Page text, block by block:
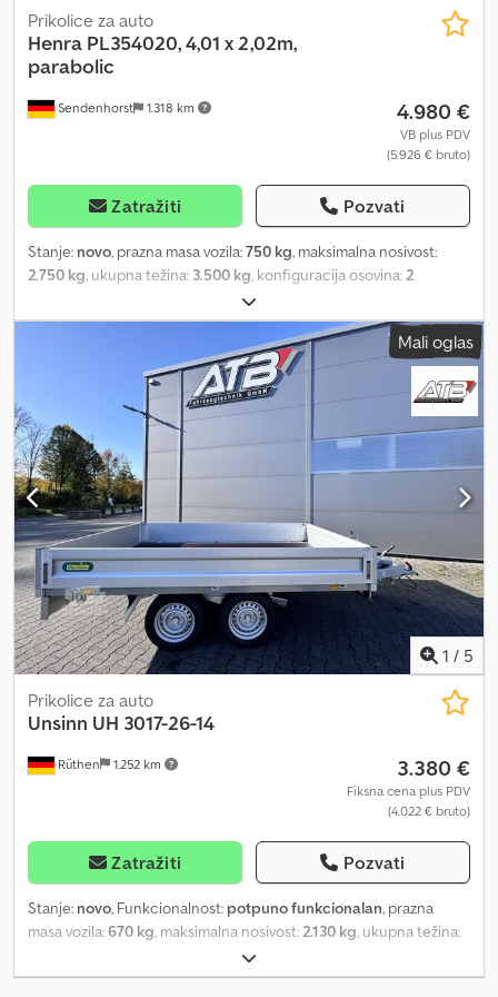
Sendenhorst 1.318 km
Prikolice za auto
Henra PL354020, 4,01 x 2,02m,
parabolic
4.980 €
VB plus PDV
(5.926 € bruto)
Zatražiti Pozvati
Stanje: novo, prazna masa vozila:750 kg, maksimalna nosivost:
2.750 kg, ukupna težina: 3.500 kg, konfiguracija osovina:2
, dužina tovarnog prostora:
prostora:2.020 mm, visina tovarnog prostora:300 mm, suspencija:
195/50 R 13C, boja:srebrna
, Godina
2026, Oprema:uploader, Robustan tandem
visokopodizni prikolica, dozvoljena ukupna masa 3500 kg,
parabolično lisnato vešanje, stabilan ram od toplo pocinkovanog
čelika, pod od 18 mm perforiranog/filmiranog drveta, finski kvalitet,
aluminijumske stranice, eloksirane, ležišta za rampe, tovarni
prostor 4010 x 2020 mm, prstenovi za vezivanje oko okvira poda,
stabilni nosač točka, 500 kg, automatski, 230 x 80 mm, sa
potpornom šipkom. TÜV i dokumentacija, uskoro ponovo
dostupan! Crodpfxji R Ic Ss Al Ssf
Mali oglas
1 / 5
Rüthen 1.252 km
Prikolice za auto
Unsinn UH 3017-26-14
3.380 €
Fiksna cena plus PDV
(4.022 € bruto)
Zatražiti Pozvati
Stanje: novo, Funkcionalnost: potpuno funkcionalan, prazna
masa vozila:670 kg , maksimalna nosivost: 2.130 kg , ukupna težina:
2 osovine
185/65R14, boja:srebrna, Godina proizvodnje:2024, Šasija Cedpfx